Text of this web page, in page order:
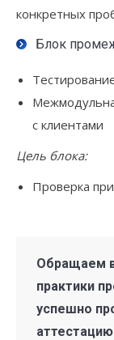
конкретных
Блок
с клиентами
Цель блока:
Проверка
Обращаем
практики
успешно